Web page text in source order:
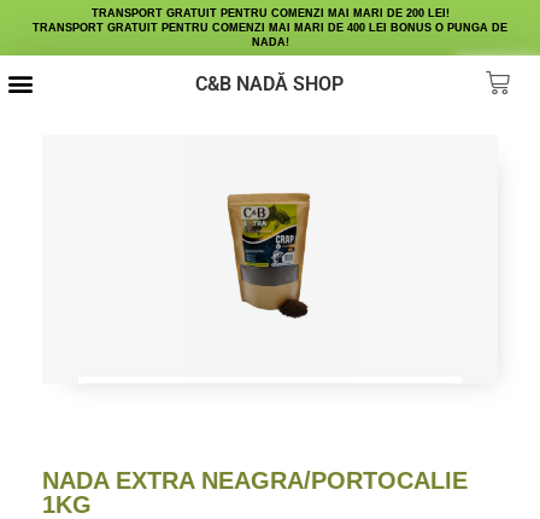
TRANSPORT GRATUIT PENTRU COMENZI MAI MARI DE 200 LEI!
TRANSPORT GRATUIT PENTRU COMENZI MAI MARI DE 400 LEI BONUS O PUNGA DE
NADA!
C&B NADĂ SHOP
NADA EXTRA NEAGRA/PORTOCALIE
1KG